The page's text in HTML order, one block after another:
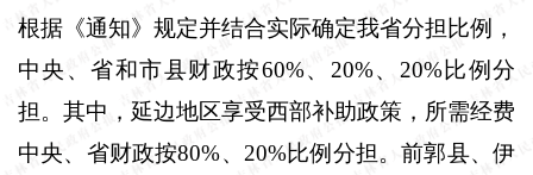
根据《通知》规定并结合实际确定我省分担比例，
中央、省和市县财政按60%、 20%、 20%比例分
担。其中，延边地区享受西部补助政策，所需经费
中央、省财政按80%、 20%比例分担。前郭县、伊